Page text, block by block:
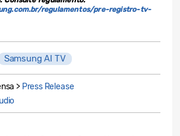
regulamentos/pre-registro-tv-
Samsung AI TV
> Press Release